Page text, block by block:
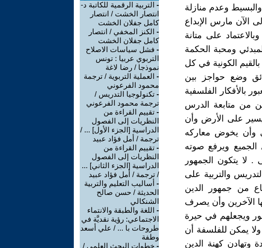
وعدم منازلة
الآن مارس الإبداع
على متانة
ومحبة الحكمة
الكونية في كل
وضع حواجز بين
بالأفكار الفلسفية
من متابعة الدرس
على الأرض وأن
وأن يخوض معاركه
الجميع ويرفع صوته
. لا يتكون الجمهور
والتربية على
من جمهور الدين
الآخرين وأن يصرف
ويجعلهم في حيرة
يمكن للفلسفة أن
وتهادن كهنة الدين
- التربية الرقمية للكاتبة د-
انتصار الخشت / انتصار
كامل جفلان الخشت
- الكنز المخفي / انتصار
كامل جفلان الخشت
- فشل سياسات الاصلاح
التربوي عربيا : تونس
نموذجا / رضا لاغة
- العملية التربوية / ترجمة
محمود الفرعوني
- تكنولوجيا التدريس /
ترجمة محمود الفرعوني
- تقييم القراءة من
النظريات إلى الفصول
الدراسية [الجزء الأول] ... /
ترجمة / أمل فؤاد عبيد
- تقييم القراءة من
النظريات إلى الفصول
الدراسية [الجزء الثاني] ...
/ ترجمة / أمل فؤاد عبيد
- أساليب التعليم والتربية
الحديثة / حسن صالح
الشنكالي
- اللغة والطبقة والانتماء
الاجتماعي: رؤية نقديَّة في
طروحات با ... / علي أسعد
وطفة
- خطوات البحث العلمى /